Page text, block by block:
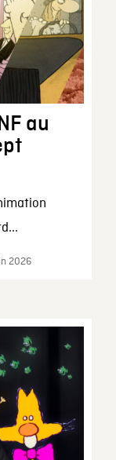
au
2026